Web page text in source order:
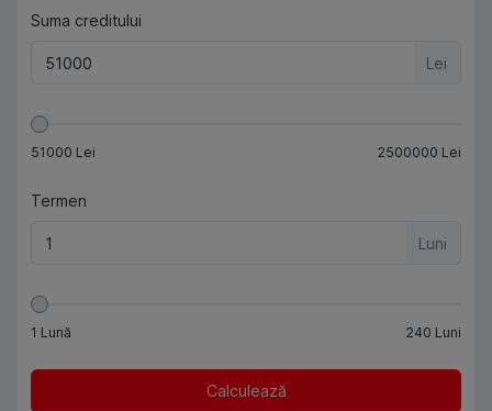
Suma creditului
Lei
51000 Lei 2500000 Lei
Termen
Luni
1 Lună 240 Luni
Calculează